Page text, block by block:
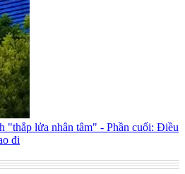
"thắp lửa nhân tâm" - Phần cuối: Điều
đi